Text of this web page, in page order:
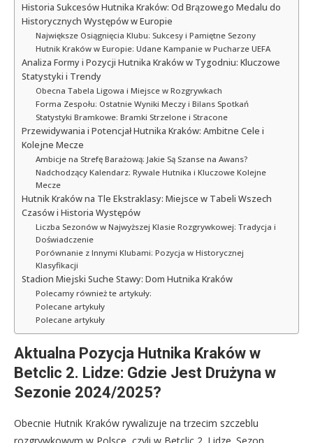
Historia Sukcesów Hutnika Kraków: Od Brązowego Medalu do
Historycznych Występów w Europie
Największe Osiągnięcia Klubu: Sukcesy i Pamiętne Sezony
Hutnik Kraków w Europie: Udane Kampanie w Pucharze UEFA
Analiza Formy i Pozycji Hutnika Kraków w Tygodniu: Kluczowe
Statystyki i Trendy
Obecna Tabela Ligowa i Miejsce w Rozgrywkach
Forma Zespołu: Ostatnie Wyniki Meczy i Bilans Spotkań
Statystyki Bramkowe: Bramki Strzelone i Stracone
Przewidywania i Potencjał Hutnika Kraków: Ambitne Cele i
Kolejne Mecze
Ambicje na Strefę Barażową: Jakie Są Szanse na Awans?
Nadchodzący Kalendarz: Rywale Hutnika i Kluczowe Kolejne
Mecze
Hutnik Kraków na Tle Ekstraklasy: Miejsce w Tabeli Wszech
Czasów i Historia Występów
Liczba Sezonów w Najwyższej Klasie Rozgrywkowej: Tradycja i
Doświadczenie
Porównanie z Innymi Klubami: Pozycja w Historycznej
Klasyfikacji
Stadion Miejski Suche Stawy: Dom Hutnika Kraków
Polecamy również te artykuły:
Polecane artykuły
Polecane artykuły
Aktualna Pozycja Hutnika Kraków w
Betclic 2. Lidze: Gdzie Jest Drużyna w
Sezonie 2024/2025?
Obecnie Hutnik Kraków rywalizuje na trzecim szczeblu